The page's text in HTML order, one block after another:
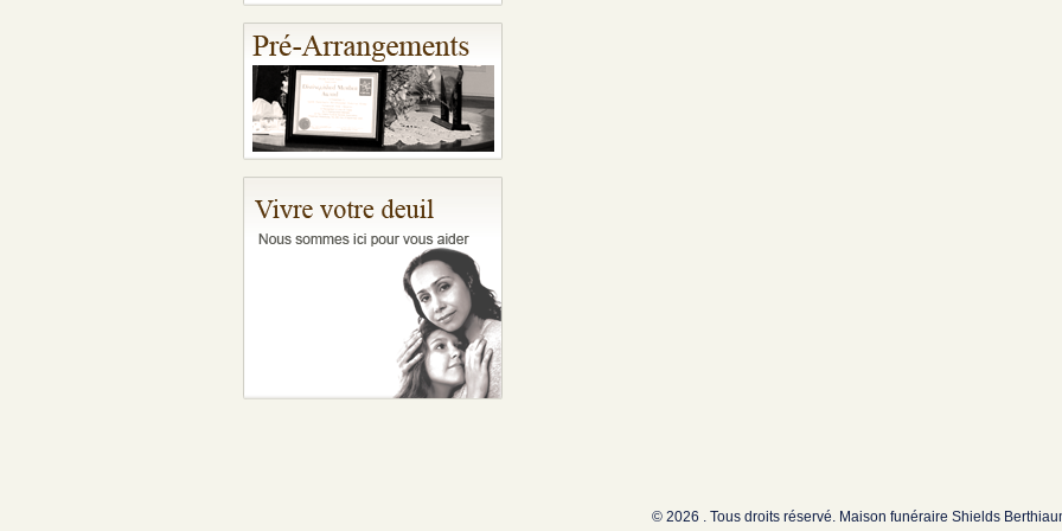
© 2026 . Tous droits réservé. Maison funéraire Shields